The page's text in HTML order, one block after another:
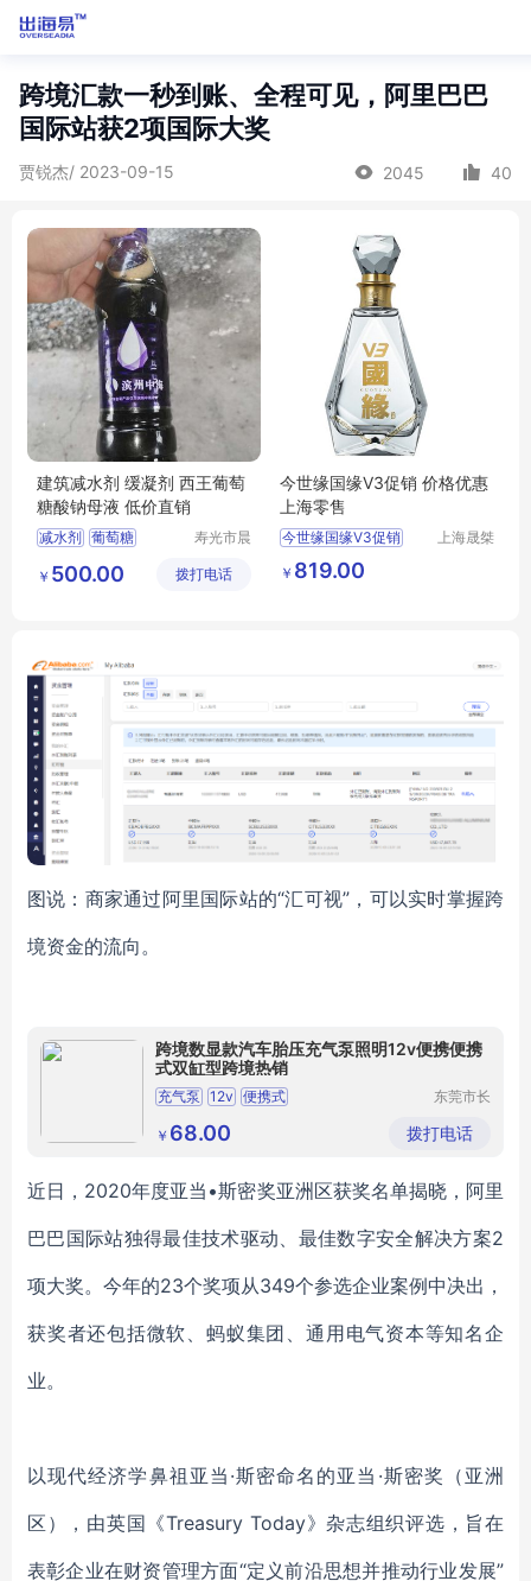
跨境汇款一秒到账、全程可见，阿里巴巴
国际站获2项国际大奖
贾锐杰/ 2023-09-15 2045 40
建筑减水剂 缓凝剂 西王葡萄
糖酸钠母液 低价直销
减水剂 葡萄糖
寿光市晨
限公司
￥ 500.00 拨打电话
今世缘国缘V3促销 价格优惠
上海零售
今世缘国缘V3促销
价格优惠
上海零售
供应
食品生鲜
上海晟桀
￥ 819.00
图说：商家通过阿里国际站的“汇可视”，可以实时掌握跨
境资金的流向。
跨境数显款汽车胎压充气泵照明12v便携便携
式双缸型跨境热销
充气泵 12v 便携式
东莞市长
金塑胶制
品厂（个
￥ 68.00 拨打电话
近日， 2020年度亚当 •斯密奖亚洲区获奖名单揭晓，阿里
巴巴国际站独得最佳技术驱动、 最佳数字安全解决方案2
项大奖。今年的23个奖项从349个参选企业案例中决出，
获奖者还包括微软、蚂蚁集团、通用电气资本等知名企
业。
以现代经济学鼻祖 亚当 ·斯密命名的亚当·斯密奖 （亚洲
区）， 由英国《Treasury Today》杂志组织评选， 旨在
表彰企业在财资管理方面“定义前沿思想并推动行业发展”